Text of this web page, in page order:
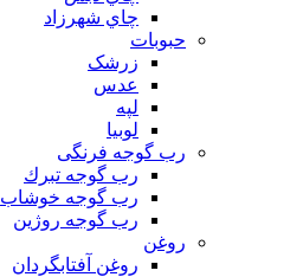
چاي شهرزاد
حبوبات
زرشک
عدس
لپه
لوبیا
رب گوجه فرنگی
رب گوجه تبرك
رب گوجه خوشاب
رب گوجه روژین
روغن
روغن آفتابگردان